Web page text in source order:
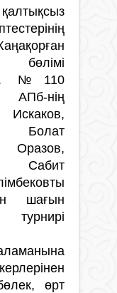
бөлімі
№110
нің
Болат
Оразов,
Сабит
шағын
турнирі
өрт